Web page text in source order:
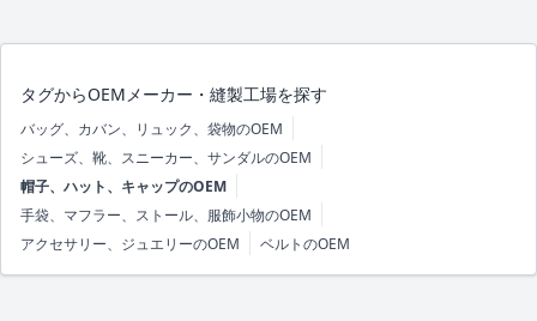
タグからOEMメーカー・縫製工場を探す
バッグ、カバン、リュック、袋物のOEM
シューズ、靴、スニーカー、サンダルのOEM
帽子、ハット、キャップのOEM
手袋、マフラー、ストール、服飾小物のOEM
アクセサリー、ジュエリーのOEM
ベルトのOEM